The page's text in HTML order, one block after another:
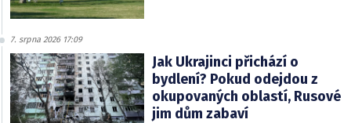
7. srpna 2026 17:09
Jak Ukrajinci přichází o
bydlení? Pokud odejdou z
okupovaných oblastí, Rusové
jim dům zabaví